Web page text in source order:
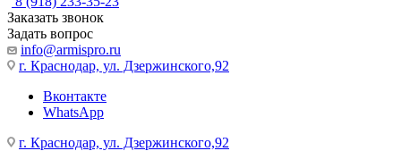
Заказать звонок
Задать вопрос
info@armispro.ru
г. Краснодар, ул. Дзержинского,92
Вконтакте
WhatsApp
г. Краснодар, ул. Дзержинского,92